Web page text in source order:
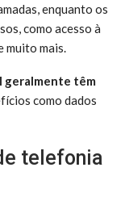
enquanto os
como acesso à
muito mais.
geralmente têm
como dados
telefonia